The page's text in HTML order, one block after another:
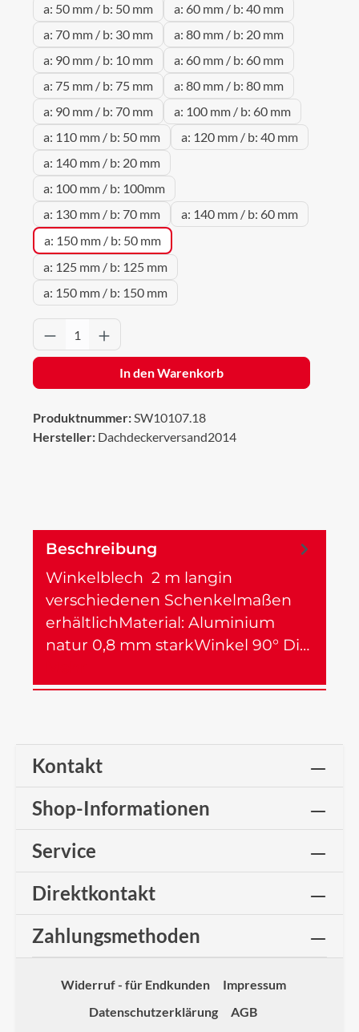
a: 50 mm / b: 50 mm
a: 60 mm / b: 40 mm
a: 70 mm / b: 30 mm
a: 80 mm / b: 20 mm
a: 90 mm / b: 10 mm
a: 60 mm / b: 60 mm
a: 75 mm / b: 75 mm
a: 80 mm / b: 80 mm
a: 90 mm / b: 70 mm
a: 100 mm / b: 60 mm
a: 110 mm / b: 50 mm
a: 120 mm / b: 40 mm
a: 140 mm / b: 20 mm
a: 100 mm / b: 100mm
a: 130 mm / b: 70 mm
a: 140 mm / b: 60 mm
a: 150 mm / b: 50 mm
a: 125 mm / b: 125 mm
a: 150 mm / b: 150 mm
Produkt Anzahl: Gib den gewünschten
In den Warenkorb
Produktnummer:SW10107.18
Hersteller: Dachdeckerversand2014
Beschreibung
Winkelblech 2 m langin
verschiedenen Schenkelmaßen
erhältlichMaterial: Aluminium
natur 0,8 mm starkWinkel 90° Di…
Kontakt
Shop-Informationen
Service
Direktkontakt
Zahlungsmethoden
Widerruf - für Endkunden
Impressum
Datenschutzerklärung
AGB